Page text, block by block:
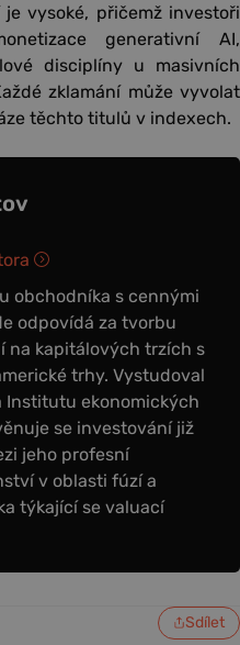
vysoké, přičemž investoři
generativní AI,
disciplíny u masivních
zklamání může vyvolat
těchto titulů v indexech.
obchodníka s cennými
odpovídá za tvorbu
na kapitálových trzích s
trhy. Vystudoval
Institutu ekonomických
se investování již
jeho profesní
v oblasti fúzí a
týkající se valuací
Sdílet